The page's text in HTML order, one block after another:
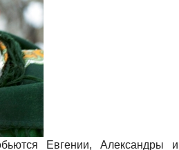
Евгении, Александры и